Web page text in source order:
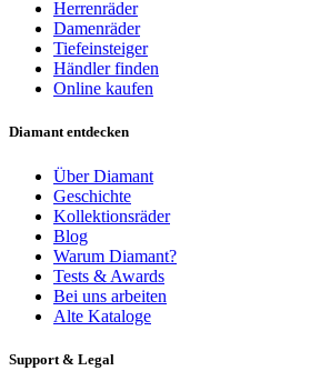
Herrenräder
Damenräder
Tiefeinsteiger
Händler finden
Online kaufen
Diamant entdecken
Über Diamant
Geschichte
Kollektionsräder
Blog
Warum Diamant?
Tests & Awards
Bei uns arbeiten
Alte Kataloge
Support & Legal